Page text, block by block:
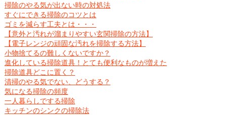
掃除のやる気が出ない時の対処法
すぐにできる掃除のコツとは
ゴミを減らす工夫とは・・・
【意外と汚れが溜まりやすい玄関掃除の方法】
【電子レンジの頑固な汚れを掃除する方法】
小物捨てるの難しくないですか？
進化している掃除道具！とても便利なものが増えた
掃除道具どこに置く？
清掃のやる気でない、どうする？
気になる掃除の頻度
一人暮らしでする掃除
キッチンのシンクの掃除法